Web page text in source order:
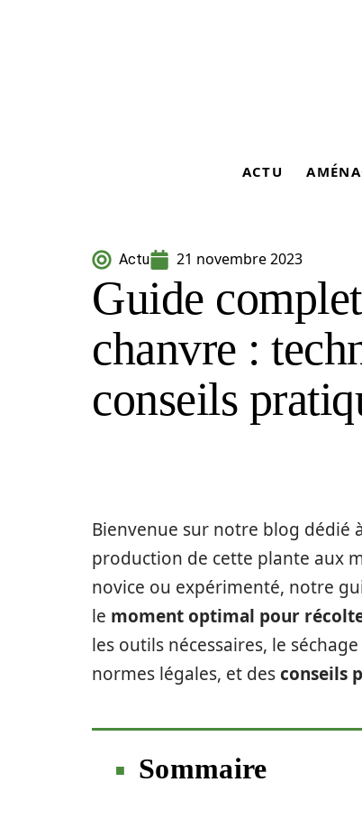
ACTU
Actu 21 novembre 2023
Guide
chanvre :
conseils
Bienvenue sur notre blog dédié
production de cette plante aux
novice ou expérimenté, notre
le moment optimal pour
les outils nécessaires, le
normes légales, et desconseils
Sommaire